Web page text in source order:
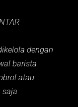
dengan
barista
atau
saja